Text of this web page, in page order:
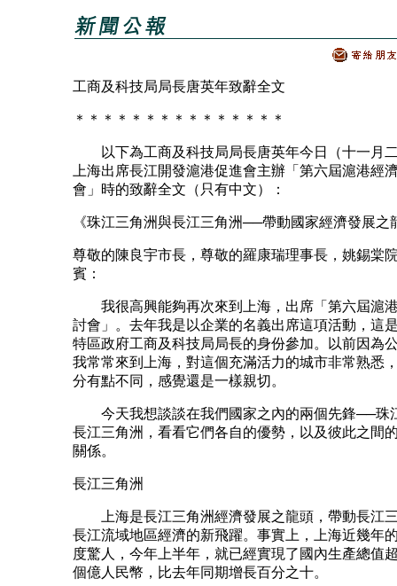
工商及科技局局長唐英年致辭全文
＊＊＊＊＊＊＊＊＊＊＊＊＊＊＊
以下為工商及科技局局長唐英年今日（十一月
上海出席長江開發滬港促進會主辦「第六屆滬港經
會」時的致辭全文（只有中文）：
《珠江三角洲與長江三角洲──帶動國家經濟發展之
尊敬的陳良宇市長，尊敬的羅康瑞理事長，姚錫棠
賓：
我很高興能夠再次來到上海，出席「第六屆滬
討會」。去年我是以企業的名義出席這項活動，這
特區政府工商及科技局局長的身份參加。以前因為
我常常來到上海，對這個充滿活力的城市非常熟悉
分有點不同，感覺還是一樣親切。
今天我想談談在我們國家之內的兩個先鋒──珠
長江三角洲，看看它們各自的優勢，以及彼此之間
關係。
長江三角洲
上海是長江三角洲經濟發展之龍頭，帶動長江
長江流域地區經濟的新飛躍。事實上，上海近幾年
度驚人，今年上半年，就已經實現了國內生產總值
個億人民幣，比去年同期增長百分之十。